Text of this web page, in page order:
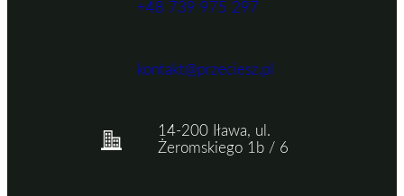
+48 739 975 297
kontakt@przeciesz.pl
14-200 Iława, ul.
Żeromskiego 1b / 6